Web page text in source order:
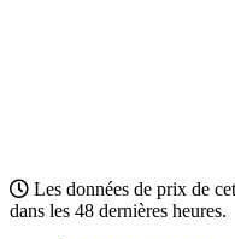
Les données de prix de
dans les 48 dernières heures.